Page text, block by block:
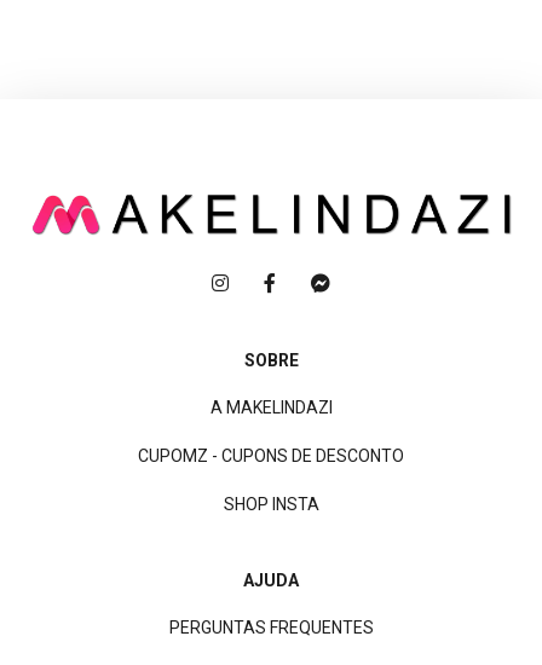
SOBRE
A MAKELINDAZI
CUPOMZ - CUPONS DE DESCONTO
SHOP INSTA
AJUDA
PERGUNTAS FREQUENTES